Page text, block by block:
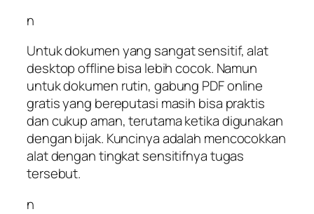
n
Untuk dokumen yang sangat sensitif, alat
desktop offline bisa lebih cocok. Namun
untuk dokumen rutin, gabung PDF online
gratis yang bereputasi masih bisa praktis
dan cukup aman, terutama ketika digunakan
dengan bijak. Kuncinya adalah mencocokkan
alat dengan tingkat sensitifnya tugas
tersebut.
n